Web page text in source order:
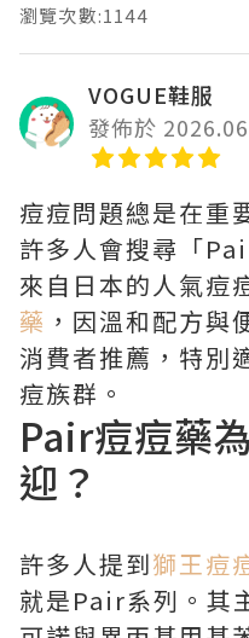
瀏覽次數:1144
VOGUE鞋服
發佈於
痘痘問題總是在重
許多人會搜尋「
來自日本的人氣痘
藥 ，因溫和配方與
消費者推薦，特別
痘族群。
Pair痘痘藥
迎？
許多人提到獅王痘
就是Pair系列。其